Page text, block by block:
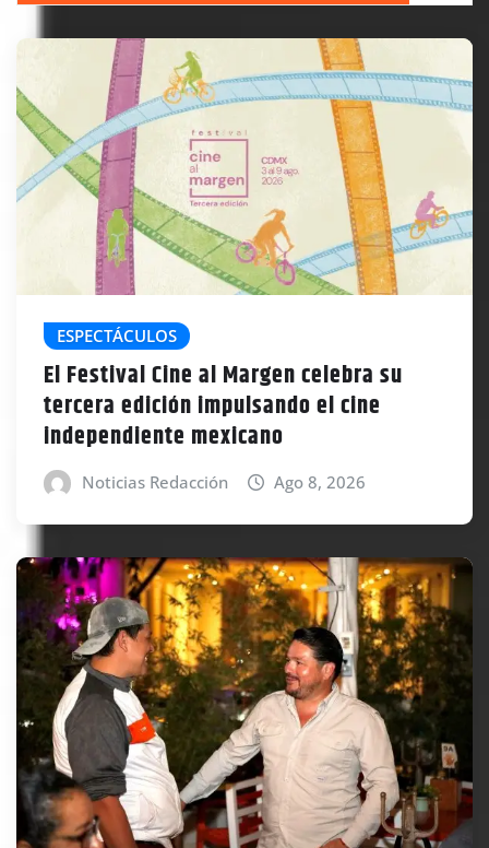
ESPECTÁCULOS
El Festival Cine al Margen celebra su
tercera edición impulsando el cine
independiente mexicano
Noticias Redacción Ago 8, 2026